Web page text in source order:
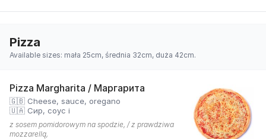
Pizza
Available sizes: mała 25cm, średnia 32cm, duża 42cm.
Pizza Margharita / Маргарита
🇬🇧 Cheese, sauce, oregano
🇺🇦 Сир, соус і
z sosem pomidorowym na spodzie, / z prawdziwa
mozzarellą,